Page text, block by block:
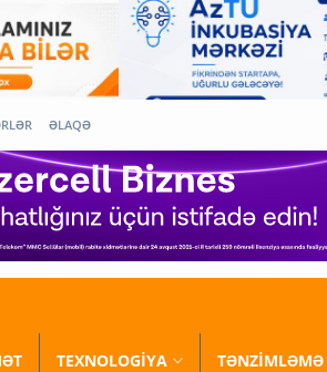
ƏLAQƏ
TEXNOLOGİYA TƏNZİMLƏMƏ